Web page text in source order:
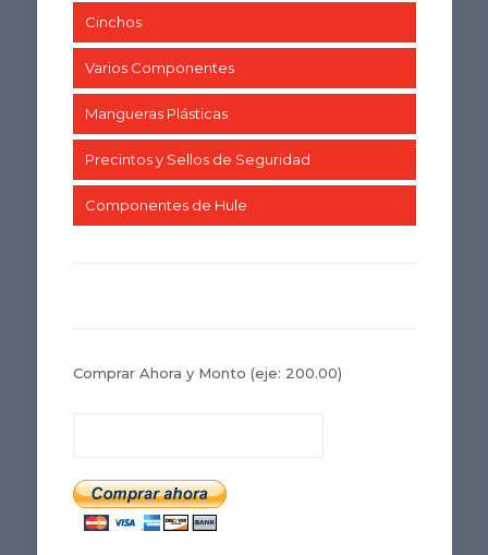
Cinchos
Varios Componentes
Mangueras Plásticas
Precintos y Sellos de Seguridad
Componentes de Hule
Comprar Ahora y Monto (eje: 200.00)